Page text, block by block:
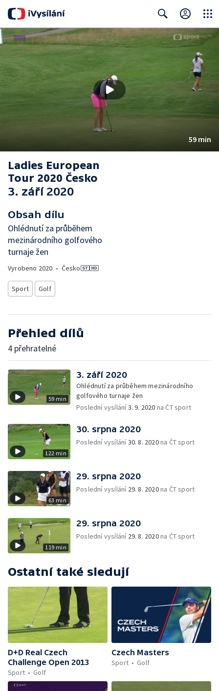
Search Close
59 min
Ladies European
Tour 2020 Česko
3. září 2020
Obsah dílu
Ohlédnutí za průběhem
mezinárodního golfového
turnaje žen
Vyrobeno 2020 • Česko
Sport Golf
Přehled dílů
4 přehratelné
59 min
3. září 2020
Ohlédnutí za průběhem mezinárodního
golfového turnaje žen
Poslední vysílání3. 9. 2020 na ČT sport
122 min
30. srpna 2020
Poslední vysílání30. 8. 2020na ČT sport
63 min
29. srpna 2020
Poslední vysílání 29. 8. 2020na ČT sport
119 min
29. srpna 2020
Poslední vysílání 29. 8. 2020na ČT sport
Ostatní také sledují
D+D Real Czech
Challenge Open 2013
Sport
Golf
Czech Masters
Sport
Golf